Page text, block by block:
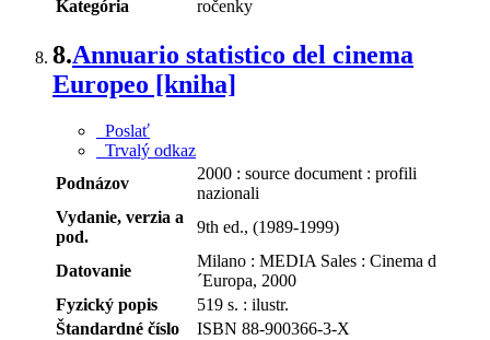
Kategória ročenky
8.Annuario statistico del cinema
Europeo [kniha]
Poslať
Trvalý odkaz
Podnázov
2000 : source document : profili
nazionali
Vydanie, verzia a
pod.
9th ed., (1989-1999)
Datovanie
Milano : MEDIA Sales : Cinema d
´Europa, 2000
Fyzický popis
519 s. : ilustr.
Štandardné číslo
ISBN 88-900366-3-X